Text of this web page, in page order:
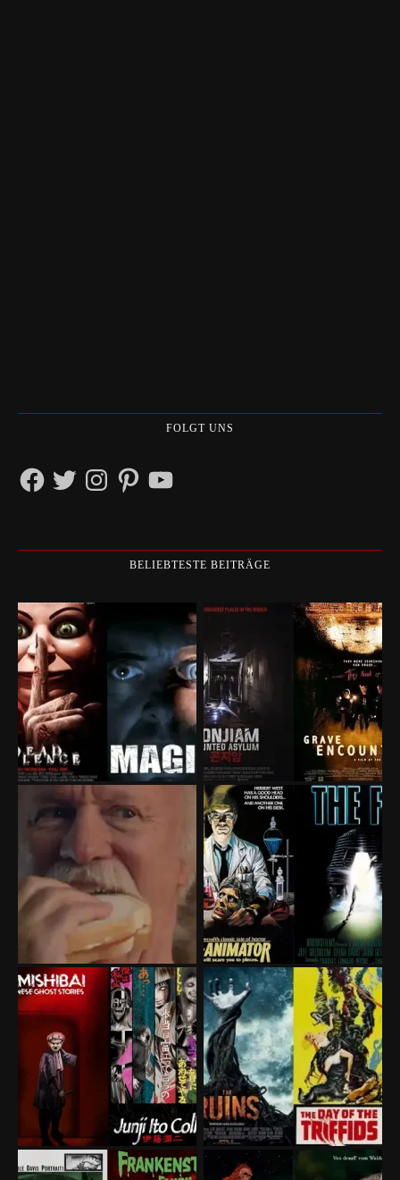
FOLGT UNS
FacebookTwitterInstagramPinterestYouTube
BELIEBTESTE BEITRÄGE